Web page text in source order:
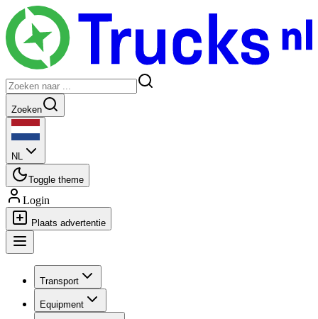
Zoeken
NL
Toggle theme
Login
Plaats advertentie
Transport
Equipment